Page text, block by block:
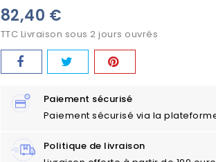
82,40 €
TTC Livraison sous 2 jours ouvrés
Paiement sécurisé
Paiement sécurisé via la
Politique de livraison